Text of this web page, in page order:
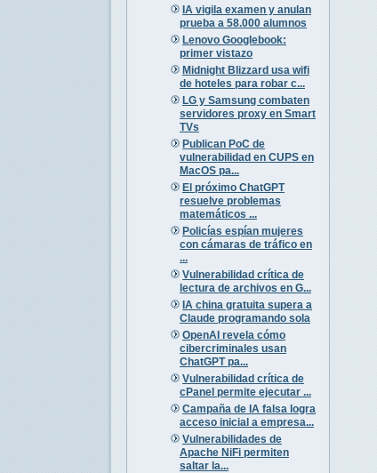
IA vigila examen y anulan
prueba a 58.000 alumnos
Lenovo Googlebook:
primer vistazo
Midnight Blizzard usa wifi
de hoteles para robar c...
LG y Samsung combaten
servidores proxy en Smart
TVs
Publican PoC de
vulnerabilidad en CUPS en
MacOS pa...
El próximo ChatGPT
resuelve problemas
matemáticos ...
Policías espían mujeres
con cámaras de tráfico en
...
Vulnerabilidad crítica de
lectura de archivos en G...
IA china gratuita supera a
Claude programando sola
OpenAI revela cómo
cibercriminales usan
ChatGPT pa...
Vulnerabilidad crítica de
cPanel permite ejecutar ...
Campaña de IA falsa logra
acceso inicial a empresa...
Vulnerabilidades de
Apache NiFi permiten
saltar la...